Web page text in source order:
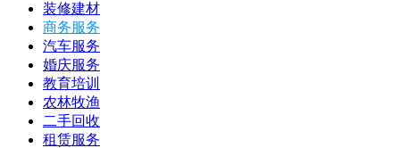
装修建材
商务服务
汽车服务
婚庆服务
教育培训
农林牧渔
二手回收
租赁服务